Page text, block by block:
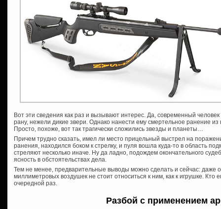
Вот эти сведения как раз и вызывают интерес. Да, современный
рану, нежели дикие звери. Однако нанести ему смертельное ранение
Просто, похоже, вот так трагически сложились звезды и планеты…
Причем трудно сказать, имел ли место прицельный выстрел на
ранения, находился боком к стрелку, и пуля вошла куда-то в область
стреляют несколько иначе. Ну да ладно, подождем окончательного
ясность в обстоятельствах дела.
Тем не менее, предварительные выводы можно сделать и сейчас:
миллиметровых воздушек не стоит относиться к ним, как к игрушке. Кто
очередной раз.
Разбой с применением